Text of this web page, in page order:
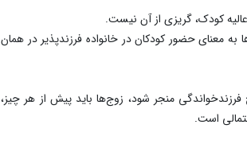
کودک، گریزی از آن نیست.
به ذکر است الزاما فسخ ها به معنای حضور کودکان در خانواده فرزندپذیر در همان
منجر شود، زوج‌ها باید پیش از هر چیز،
است.